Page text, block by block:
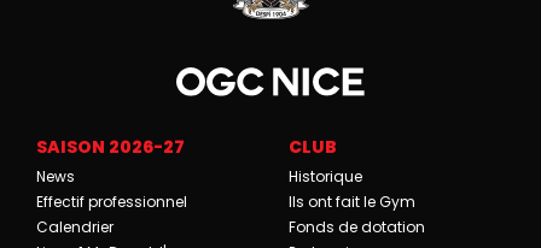
SAISON 2026-27
News
Effectif professionnel
Calendrier
CLUB
Historique
Ils ont fait le Gym
Fonds de dotation